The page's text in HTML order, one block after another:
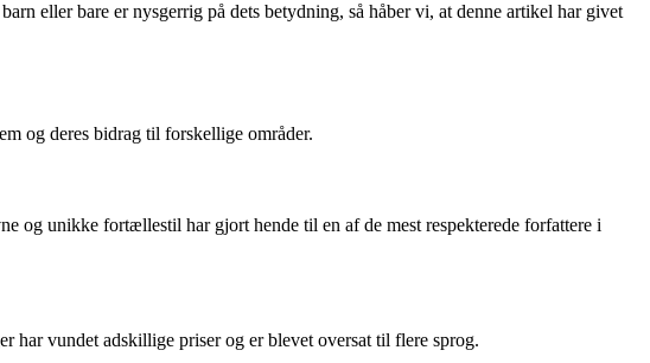
eller bare er nysgerrig på dets betydning, så håber vi, at denne artikel har givet
og deres bidrag til forskellige områder.
og unikke fortællestil har gjort hende til en af de mest respekterede forfattere i
har vundet adskillige priser og er blevet oversat til flere sprog.